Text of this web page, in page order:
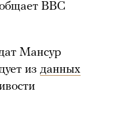
BBC
Мансур
из данных